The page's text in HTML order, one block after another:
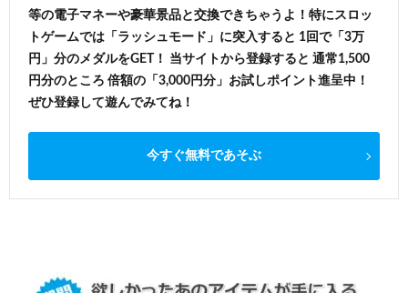
等の電子マネーや豪華景品と交換できちゃうよ！特にスロッ
トゲームでは「ラッシュモード」に突入すると 1回で「3万
円」分のメダルをGET！ 当サイトから登録すると 通常1,500
円分のところ 倍額の「3,000円分」お試しポイント進呈中！
ぜひ登録して遊んでみてね！
今すぐ無料であそぶ